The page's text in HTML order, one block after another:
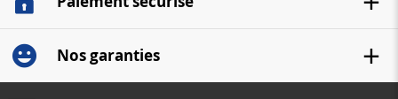
Nos garanties